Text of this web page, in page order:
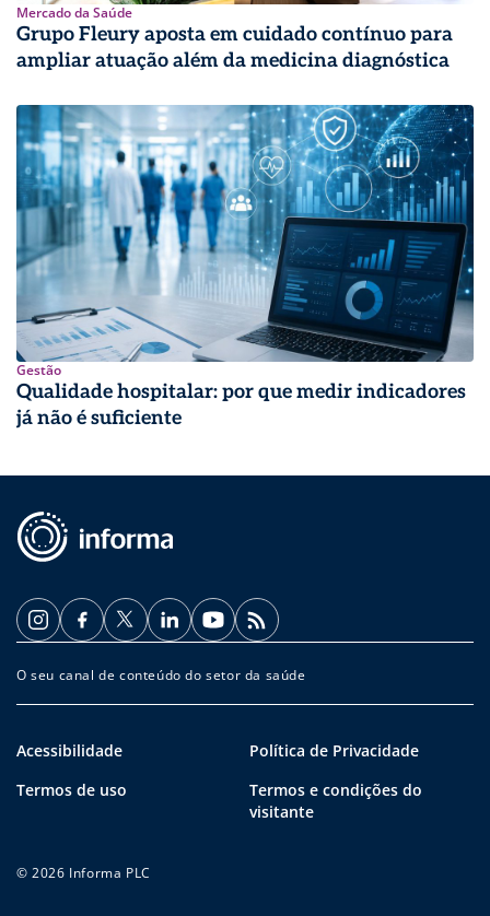
Mercado da Saúde
Grupo Fleury aposta em cuidado contínuo para
ampliar atuação além da medicina diagnóstica
Gestão
Qualidade hospitalar: por que medir indicadores
já não é suficiente
O seu canal de conteúdo do setor da saúde
Acessibilidade
Política de Privacidade
Termos de uso
Termos e condições do
visitante
© 2026 Informa PLC